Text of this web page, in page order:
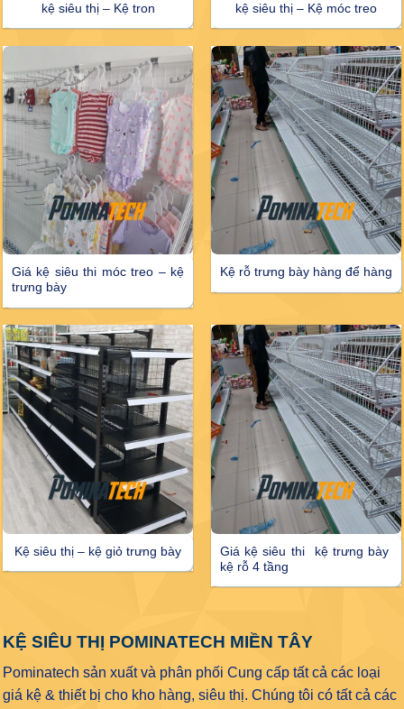
kệ siêu thị – Kệ tron kệ siêu thị – Kệ móc treo
Giá kệ siêu thi móc treo – kệ
trưng bày
Kệ rỗ trưng bày hàng để hàng
Kệ siêu thị – kệ giỏ trưng bày
Giá kệ siêu thi kệ trưng bày
kệ rỗ 4 tầng
KỆ SIÊU THỊ POMINATECH MIỀN TÂY
Pominatech sản xuất và phân phối Cung cấp tất cả các loại
giá kệ & thiết bị cho kho hàng, siêu thị. Chúng tôi có tất cả các